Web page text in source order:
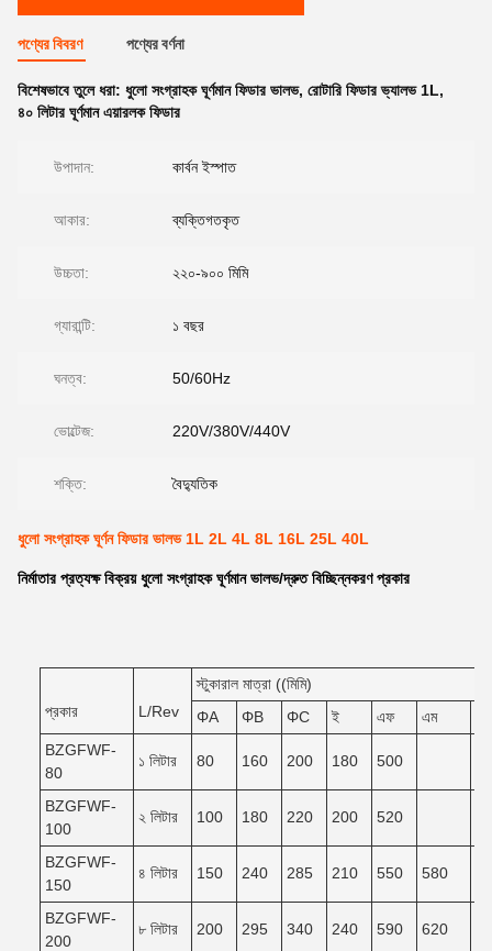
পণ্যের বিবরণ পণ্যের বর্ণনা
বিশেষভাবে তুলে ধরা: ধুলো সংগ্রাহক ঘূর্ণমান ফিডার ভালভ, রোটারি ফিডার ভ্যালভ 1L,
৪০ লিটার ঘূর্ণমান এয়ারলক ফিডার
উপাদান: কার্বন ইস্পাত
আকার: ব্যক্তিগতকৃত
উচ্চতা: ২২০-৯০০ মিমি
গ্যারান্টি: ১ বছর
ঘনত্ব: 50/60Hz
ভোল্টেজ: 220V/380V/440V
শক্তি: বৈদ্যুতিক
ধুলো সংগ্রাহক ঘূর্ণন ফিডার ভালভ 1L 2L 4L 8L 16L 25L 40L
নির্মাতার প্রত্যক্ষ বিক্রয় ধুলো সংগ্রাহক ঘূর্ণমান ভালভ/দ্রুত বিচ্ছিন্নকরণ প্রকার
প্রকার L/Rev
স্টুকারাল মাত্রা ((মিমি)
ΦA
ΦB ΦC ই এফ এম
BZGFWF-
80
১ লিটার 80 160 200 180 500
BZGFWF-
100
২ লিটার 100 180 220 200 520
BZGFWF-
150
৪ লিটার 150 240 285 210 550 580
BZGFWF-
200
৮ লিটার 200 295 340 240 590 620